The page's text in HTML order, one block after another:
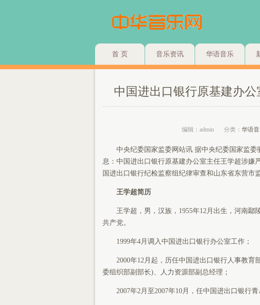
首 页 音乐资讯 华语音乐
中国进出口银行原基建办
编辑：admin 分类： 华语
中央纪委国家监委网站讯 据中央纪委国家监委
息：中国进出口银行原基建办公室主任王学超涉嫌
国进出口银行纪检监察组纪律审查和山东省东营市
王学超简历
王学超，男，汉族，1955年12月出生，河南鄢陵
共产党。
1999年4月调入中国进出口银行办公室工作；
2000年12月起，历任中国进出口银行人事教育
委组织部副部长)、人力资源部副总经理；
2007年2月至2007年10月，任中国进出口银行青